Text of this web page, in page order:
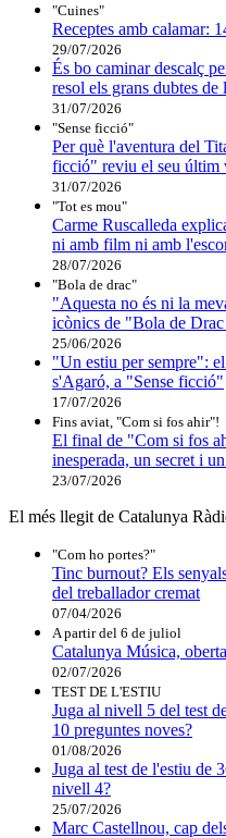
"Cuines"
Receptes amb calamar:
29/07/2026
És bo caminar descalç
resol els grans dubtes de
31/07/2026
"Sense ficció"
Per què l'aventura del
ficció" reviu el seu últim
31/07/2026
"Tot es mou"
Carme Ruscalleda
ni amb film ni amb
28/07/2026
"Bola de drac"
"Aquesta no és ni la
icònics de "Bola de
25/06/2026
"Un estiu per sempre":
s'Agaró, a "Sense ficció"
17/07/2026
Fins aviat, "Com si fos ahir"!
El final de "Com si fos
inesperada, un secret i
23/07/2026
El més llegit de Catalunya
"Com ho portes?"
Tinc burnout? Els
del treballador cremat
07/04/2026
A partir del 6 de juliol
Catalunya Música,
02/07/2026
TEST DE L'ESTIU
Juga al nivell 5 del test
10 preguntes noves?
01/08/2026
Juga al test de l'estiu de
nivell 4?
25/07/2026
Marc Castellnou, cap